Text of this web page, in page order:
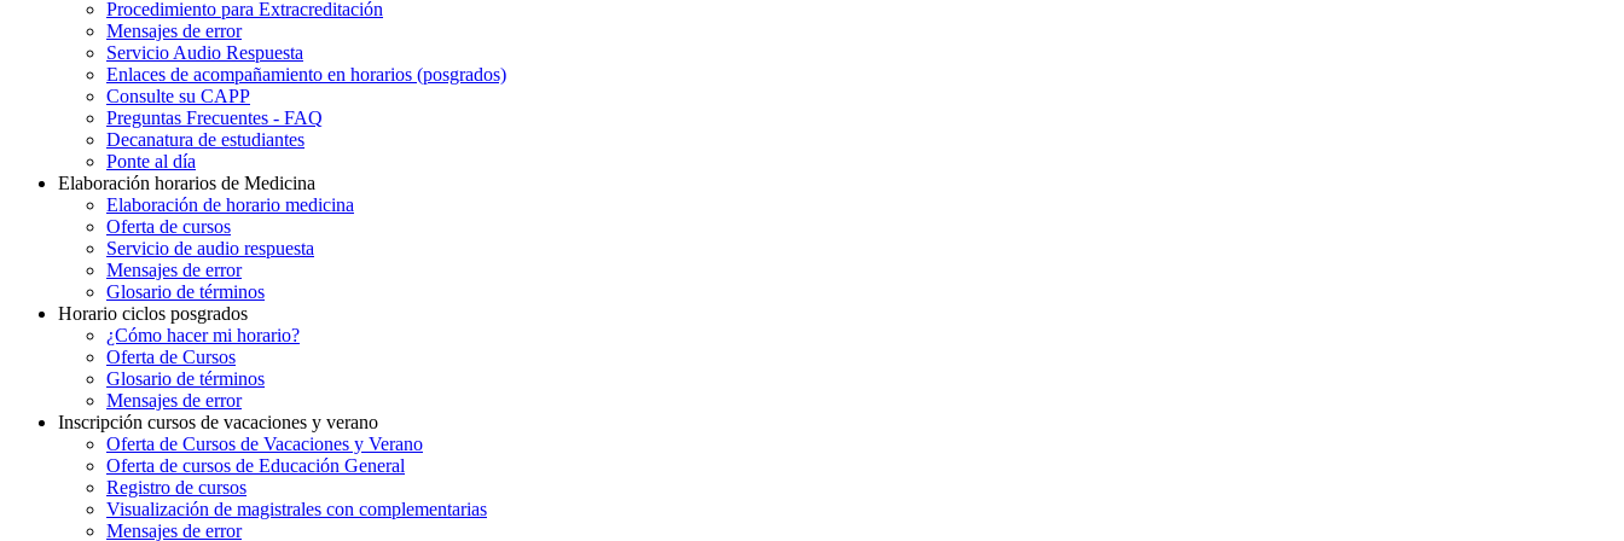
Procedimiento para Extracreditación
Mensajes de error
Servicio Audio Respuesta
Enlaces de acompañamiento en horarios (posgrados)
Consulte su CAPP
Preguntas Frecuentes - FAQ
Decanatura de estudiantes
Ponte al día
Elaboración horarios de Medicina
Elaboración de horario medicina
Oferta de cursos
Servicio de audio respuesta
Mensajes de error
Glosario de términos
Horario ciclos posgrados
¿Cómo hacer mi horario?
Oferta de Cursos
Glosario de términos
Mensajes de error
Inscripción cursos de vacaciones y verano
Oferta de Cursos de Vacaciones y Verano
Oferta de cursos de Educación General
Registro de cursos
Visualización de magistrales con complementarias
Mensajes de error